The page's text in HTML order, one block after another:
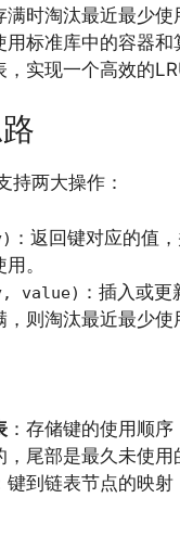
满时淘汰最近最少使
用标准库中的容器和
实现一个高效的
持两大操作：
：返回键对应的值
。
value) ：插入或
，则淘汰最近最少使
：存储键的使用顺
尾部是最久未使用
键到链表节点的映